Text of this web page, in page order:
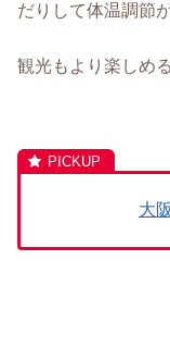
だりして体温調節
観光もより楽しめ
大